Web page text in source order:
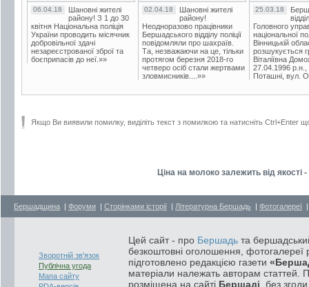
06.04.18
Шановні жителі
району! З 1 до 30
квітня Національна поліція
України проводить місячник
добровільної здачі
незареєстрованої зброї та
боєприпасів до неї.»»
02.04.18
Шановні жителі
району!
Неодноразово працівники
Бершадського відділу поліції
повідомляли про шахраїв.
Та, незважаючи на це, тільки
протягом березня 2018-го
четверо осіб стали жертвами
зловмисників....»»
25.03.18
Головного
національної
Вінницькій
розшукується
Віталіївна
27.04.1996 р.н.,
Поташні, вул.
Якщо Ви виявили помилку, виділіть текст з помилкою та натисніть Ctrl+Enter
Ціна на молоко залежить від
Бершадщина | Форуми | Сторінками історії | Літературна Бершадь | Фотогалереї
Зворотній зв'язок
Публічна угода
Мапа сайту
Цей сайт - про Бершадь та
безкоштовні оголошення, фотогалереї
підготовлено редакцією газети
матеріали належать авторам статтей.
розміщена на сайті Бершаді , без